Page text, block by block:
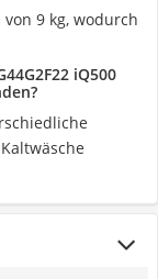
9 kg, wodurch
iQ500